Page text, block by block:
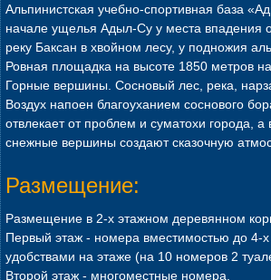
Альпинистская учебно-спортивная база
начале ущелья Адыл-Су у места впадения
реку Баксан в хвойном лесу, у подножия
Ровная площадка на высоте 1850 метров
Горные вершины. Сосновый лес, река,
Воздух напоен благоуханием соснового
отвлекает от проблем и суматохи города, а
снежные вершины создают сказочную
Размещение:
Размещение в 2-х этажном деревянном
Первый этаж - номера вместимостью до 4-х
удобствами на этаже (на 10 номеров 2
Второй этаж - многоместные номера.